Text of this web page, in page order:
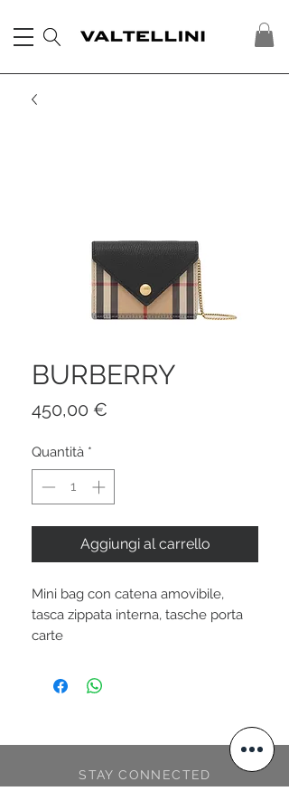
BURBERRY
450,00 €
Quantità *
Aggiungi al carrello
Mini bag con catena amovibile,
tasca zippata interna, tasche porta
carte
STAY CONNECTED